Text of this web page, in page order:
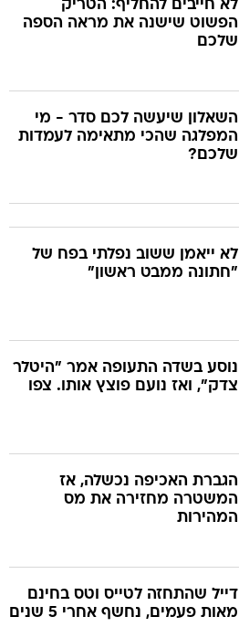
לא חייבים להחליף: הטריק
הפשוט שישנה את מראה הספה
שלכם
השאלון שיעשה לכם סדר - מי
המפלגה שהכי מתאימה לעמדות
שלכם?
לא ייאמן ששוב נפלתי בפח של
"חתונה ממבט ראשון"
נוסע בשדה התעופה אמר "היטלר
צדק", ואז נועם פוצץ אותו. צפו
הגברת האכיפה נכשלה, אז
המשטרה מחזירה את מס
המהירות
דייל שהתחזה לטייס וטס בחינם
מאות פעמים, נחשף אחרי 5 שנים